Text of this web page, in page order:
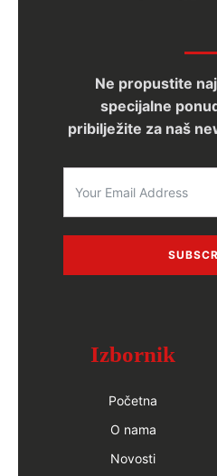
Ne propustite
specijalne
pribilježite za naš
Izbornik
Početna
O nama
Novosti